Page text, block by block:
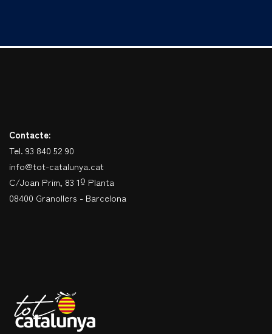
Contacte:
Tel. 93 840 52 90
info@tot-catalunya.cat
C/Joan Prim, 83 1º Planta
08400 Granollers - Barcelona